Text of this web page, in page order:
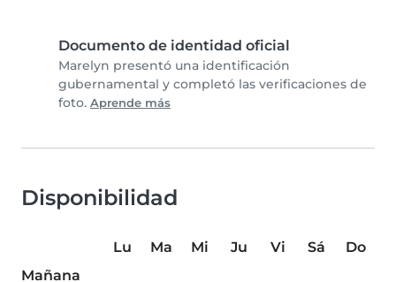
Documento de identidad oficial
Marelyn presentó una identificación
gubernamental y completó las verificaciones de
foto. Aprende más
Disponibilidad
Lu Ma Mi Ju Vi Sá
Do
Mañana